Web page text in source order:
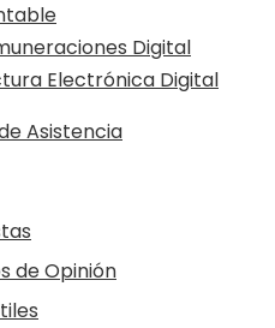
Digital
Electrónica Digital
Asistencia
de Opinión